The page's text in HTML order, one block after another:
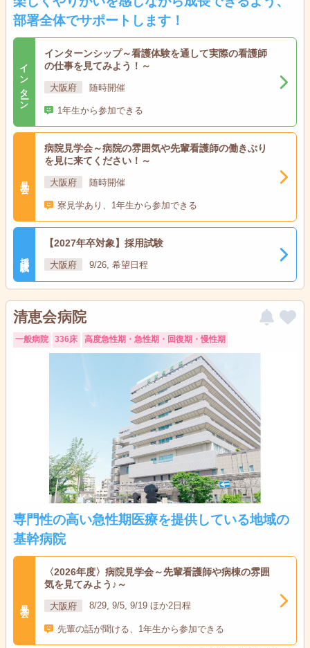
部署全体でサポートします！
インターン
インターンシップ～看護体験を通して実際の看護師
の仕事を見てみよう！～
大阪府 随時開催
1年生から参加できる
病院見学会～病院の雰囲気や先輩看護師の働きぶり
を見に来てください！～
大阪府 随時開催
寮見学あり、1年生から参加できる
【2027年卒対象】採用試験
大阪府 9/26, 希望日程
清恵会病院
一般病院 336床 高度急性期・急性期・回復期・慢性期
専門性の高い急性期医療を提供している地域の
基幹病院
〈2026年度〉病院見学会～先輩看護師や病棟の雰囲
気を見てみよう♪～
大阪府 8/29, 9/5, 9/19 ほか2日程
先輩の話が聞ける、1年生から参加できる